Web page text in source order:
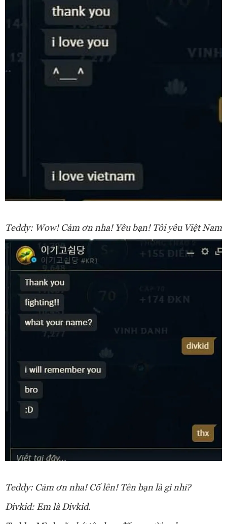
Teddy: Wow! Cảm ơn nha! Yêu bạn! Tôi yêu Việt Nam
Teddy: Cảm ơn nha! Cố lên! Tên bạn là gì nhỉ?
Divkid: Em là Divkid.